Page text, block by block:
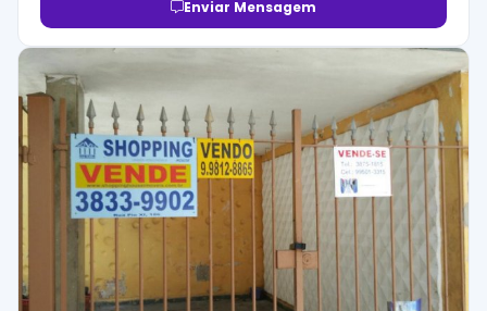
Enviar Mensagem